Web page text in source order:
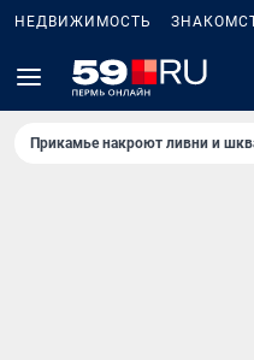
НЕДВИЖИМОСТЬ
Прикамье накроют ливни и